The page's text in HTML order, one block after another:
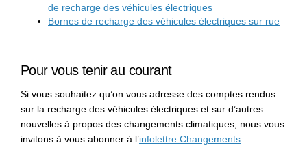
de recharge des véhicules électriques
Bornes de recharge des véhicules électriques sur rue
Pour vous tenir au courant
Si vous souhaitez qu’on vous adresse des comptes rendus
sur la recharge des véhicules électriques et sur d’autres
nouvelles à propos des changements climatiques, nous vous
invitons à vous abonner à l’infolettre Changements